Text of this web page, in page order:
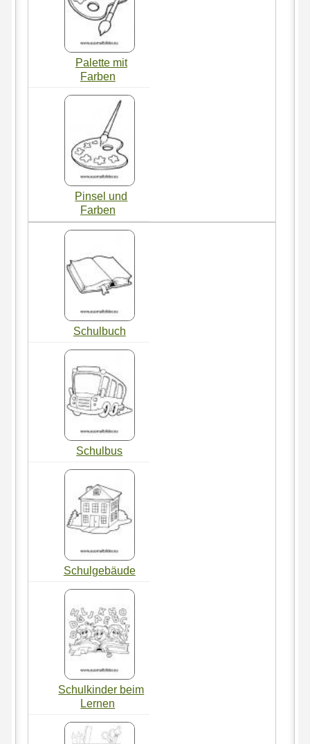
Palette mit
Farben
Pinsel und
Farben
Schulbuch
Schulbus
Schulgebäude
Schulkinder beim
Lernen